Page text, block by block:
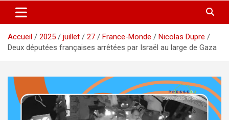
Accueil 2025 juillet 27 France-Monde
Nicolas Dupre
Deux députées françaises arrêtées par Israël au large de Gaza